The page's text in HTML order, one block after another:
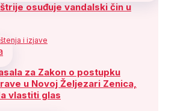
osuđuje vandalski čin u
i izjave
za Zakon o postupku
u Novoj Željezari Zenica,
vlastiti glas